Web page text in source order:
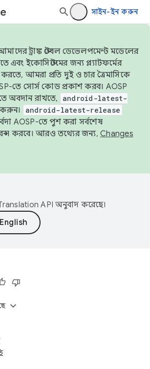
সাইন-ইন করুন
ট্রাঙ্ক স্টেবল ডেভেলপমেন্ট মডেলের
এবং ইকোসিস্টেমের জন্য প্ল্যাটফর্মের
করতে, আমরা প্রতি দুই ও চার ত্রৈমাসিকে
তে সোর্স কোড প্রকাশ করব। AOSP
অবদান রাখতে,
android-latest-
android-latest-release
সর্বদা AOSP-তে পুশ করা সর্বশেষ
করবে। আরও তথ্যের জন্য, Changes
API অনুবাদ করেছে।